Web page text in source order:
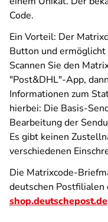
Code.
Ein Vorteil: Der
Button und ermöglicht
Scannen Sie den
"Post&DHL"-App,
Informationen zum
hierbei: Die Basis-
Bearbeitung der
Es gibt keinen
verschiedenen
Die Matrixcode-
deutschen Postfilialen
shop.deutschepost.de